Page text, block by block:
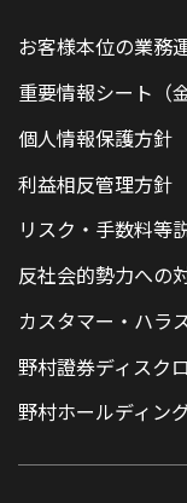
お客様本位の業務
重要情報シート（
個人情報保護方針
利益相反管理方針
リスク・手数料等
反社会的勢力への
カスタマー・ハラ
野村證券ディスク
野村ホールディン